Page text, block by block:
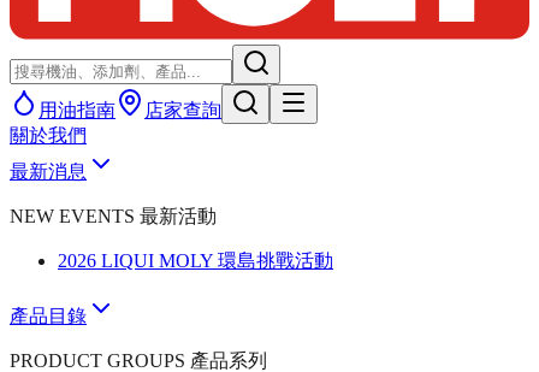
用油指南
店家查詢
關於我們
最新消息
NEW EVENTS 最新活動
2026 LIQUI MOLY 環島挑戰活動
產品目錄
PRODUCT GROUPS 產品系列